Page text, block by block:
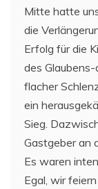
Mitte hatte
die
Erfolg für die
des
flacher
ein
Sieg.
Gastgeber an
Es waren
Egal, wir